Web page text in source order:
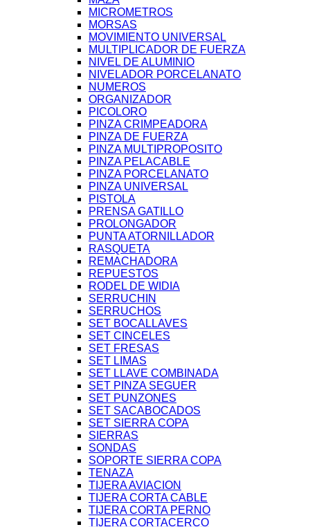
MICROMETROS
MORSAS
MOVIMIENTO UNIVERSAL
MULTIPLICADOR DE FUERZA
NIVEL DE ALUMINIO
NIVELADOR PORCELANATO
NUMEROS
ORGANIZADOR
PICOLORO
PINZA CRIMPEADORA
PINZA DE FUERZA
PINZA MULTIPROPOSITO
PINZA PELACABLE
PINZA PORCELANATO
PINZA UNIVERSAL
PISTOLA
PRENSA GATILLO
PROLONGADOR
PUNTA ATORNILLADOR
RASQUETA
REMACHADORA
REPUESTOS
RODEL DE WIDIA
SERRUCHIN
SERRUCHOS
SET BOCALLAVES
SET CINCELES
SET FRESAS
SET LIMAS
SET LLAVE COMBINADA
SET PINZA SEGUER
SET PUNZONES
SET SACABOCADOS
SET SIERRA COPA
SIERRAS
SONDAS
SOPORTE SIERRA COPA
TENAZA
TIJERA AVIACION
TIJERA CORTA CABLE
TIJERA CORTA PERNO
TIJERA CORTACERCO